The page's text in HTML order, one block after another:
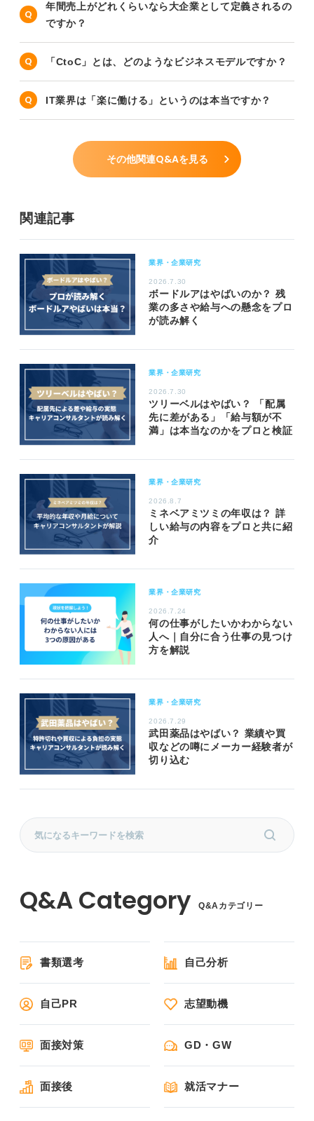
年間売上がどれくらいなら大企業として定義されるの
ですか？
「CtoC」とは、どのようなビジネスモデルですか？
IT業界は「楽に働ける」というのは本当ですか？
その他関連Q&Aを見る
関連記事
業界・企業研究
2026.7.30
ボードルアはやばいのか？ 残
業の多さや給与への懸念をプロ
が読み解く
業界・企業研究
2026.7.30
ツリーベルはやばい？ 「配属
先に差がある」「給与額が不
満」は本当なのかをプロと検証
業界・企業研究
2026.8.7
ミネベアミツミの年収は？ 詳
しい給与の内容をプロと共に紹
介
業界・企業研究
2026.7.24
何の仕事がしたいかわからない
人へ｜自分に合う仕事の見つけ
方を解説
業界・企業研究
2026.7.29
武田薬品はやばい？ 業績や買
収などの噂にメーカー経験者が
切り込む
Q&Aカテゴリー
書類選考 自己分析
自己PR 志望動機
面接対策 GD・GW
面接後 就活マナー